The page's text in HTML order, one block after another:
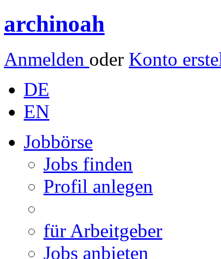
archinoah
Anmelden oder Konto
DE
EN
Jobbörse
Jobs finden
Profil anlegen
für Arbeitgeber
Jobs anbieten